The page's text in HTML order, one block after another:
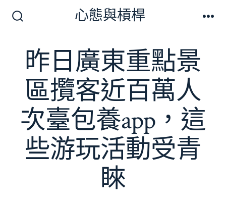
切
開
關
心態與槓桿
昨日廣東重點景
區攬客近百萬人
次臺包養app，這
些游玩活動受青
睞